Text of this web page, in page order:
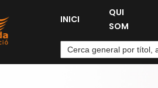
INICI
QUI
SOM